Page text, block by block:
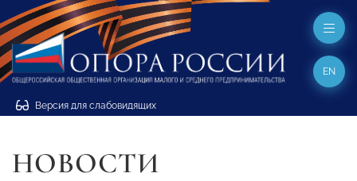
Версия для слабовидящих
EN
НОВОСТИ